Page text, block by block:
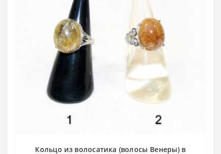
Кольцо из волосатика (волосы Венеры) в